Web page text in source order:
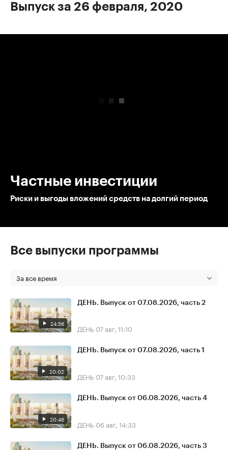
Выпуск за 26 февраля, 2020
Частные инвестиции
Риски и выгоды вложений средств на долгий период
Все выпуски программы
За все время
24:56
ДЕНЬ. Выпуск от 07.08.2026, часть 2
ДЕНЬ 07 авг, 11:10
20:02
ДЕНЬ. Выпуск от 07.08.2026, часть 1
ДЕНЬ 07 авг, 10:33
20:46
ДЕНЬ. Выпуск от 06.08.2026, часть 4
ДЕНЬ 06 авг, 14:33
ДЕНЬ. Выпуск от 06.08.2026, часть 3